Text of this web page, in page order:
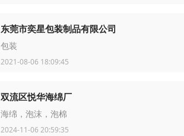
东莞市奕星包装制品有限公司
包装
2021-08-06 18:09:45
双流区悦华海绵厂
海绵，泡沫，泡棉
2024-11-06 20:59:35